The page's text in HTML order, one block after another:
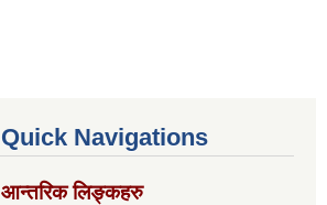
Quick Navigations
आन्तरिक लिङ्कहरु